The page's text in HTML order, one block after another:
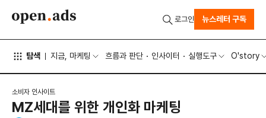
탐색 지금, 마케팅 흐름과 판단 인사이터 실행도구 O'story
로그인 뉴스레터 구독
소비자 인사이트
MZ세대를 위한 개인화 마케팅